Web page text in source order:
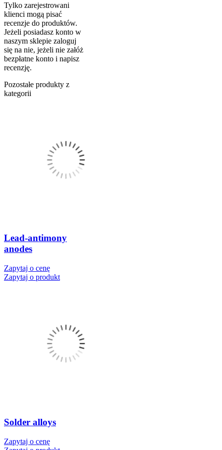
Tylko zarejestrowani
klienci mogą pisać
recenzje do produktów.
Jeżeli posiadasz konto w
naszym sklepie zaloguj
się na nie, jeżeli nie załóż
bezpłatne konto i napisz
recenzję.
Pozostałe produkty z
kategorii
Lead-antimony
anodes
Zapytaj o cenę
Zapytaj o produkt
Solder alloys
Zapytaj o cenę